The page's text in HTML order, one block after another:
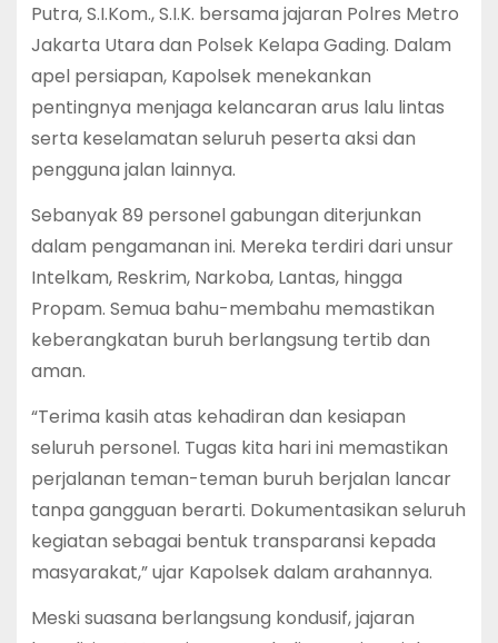
Putra, S.I.Kom., S.I.K. bersama jajaran Polres Metro
Jakarta Utara dan Polsek Kelapa Gading. Dalam
apel persiapan, Kapolsek menekankan
pentingnya menjaga kelancaran arus lalu lintas
serta keselamatan seluruh peserta aksi dan
pengguna jalan lainnya.
Sebanyak 89 personel gabungan diterjunkan
dalam pengamanan ini. Mereka terdiri dari unsur
Intelkam, Reskrim, Narkoba, Lantas, hingga
Propam. Semua bahu-membahu memastikan
keberangkatan buruh berlangsung tertib dan
aman.
“Terima kasih atas kehadiran dan kesiapan
seluruh personel. Tugas kita hari ini memastikan
perjalanan teman-teman buruh berjalan lancar
tanpa gangguan berarti. Dokumentasikan seluruh
kegiatan sebagai bentuk transparansi kepada
masyarakat,” ujar Kapolsek dalam arahannya.
Meski suasana berlangsung kondusif, jajaran